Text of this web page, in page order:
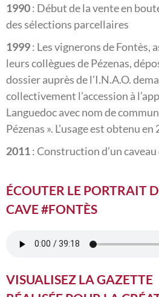
1990: Début de la vente en
des sélections parcellaires
1999: Les vignerons de Fontès,
leurs collègues de Pézenas,
dossier auprès de l’I.N.A.O.
collectivement l’accession à
Languedoc avec nom de
Pézenas ». L’usage est obtenu en
2011: Construction d’un
ÉCOUTER LE PORTRAIT
CAVE#FONTÈS
VISUALISEZ LA GAZETTE